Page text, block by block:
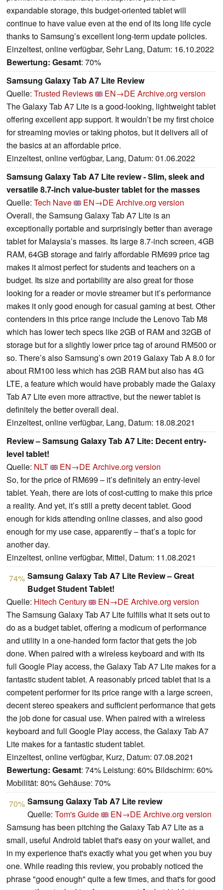
expandable storage, this budget-oriented tablet will
continue to have value even at the end of its long life cycle
thanks to Samsung’s excellent long-term update policies.
Einzeltest, online verfügbar, Sehr Lang, Datum: 16.10.2022
Bewertung: Gesamt: 70%
Samsung Galaxy Tab A7 Lite Review
Quelle: Trusted Reviews EN→DE Archive.org version
The Galaxy Tab A7 Lite is a good-looking, lightweight tablet
offering excellent app support. It wouldn’t be my first choice
for streaming movies or taking photos, but it delivers all of
the basics at an affordable price.
Einzeltest, online verfügbar, Lang, Datum: 01.06.2022
Samsung Galaxy Tab A7 Lite review - Slim, sleek and
versatile 8.7-inch value-buster tablet for the masses
Quelle: Tech Nave EN→DE Archive.org version
Overall, the Samsung Galaxy Tab A7 Lite is an
exceptionally portable and surprisingly better than average
tablet for Malaysia’s masses. Its large 8.7-inch screen, 4GB
RAM, 64GB storage and fairly affordable RM699 price tag
makes it almost perfect for students and teachers on a
budget. Its size and portability are also great for those
looking for a reader or movie streamer but it’s performance
makes it only good enough for casual gaming at best. Other
contenders in this price range include the Lenovo Tab M8
which has lower tech specs like 2GB of RAM and 32GB of
storage but for a slightly lower price tag of around RM500 or
so. There’s also Samsung’s own 2019 Galaxy Tab A 8.0 for
about RM100 less which has 2GB RAM but also has 4G
LTE, a feature which would have probably made the Galaxy
Tab A7 Lite even more attractive, but the newer tablet is
definitely the better overall deal.
Einzeltest, online verfügbar, Lang, Datum: 18.08.2021
Review – Samsung Galaxy Tab A7 Lite: Decent entry-
level tablet!
Quelle: NLT EN→DE Archive.org version
So, for the price of RM699 – it’s definitely an entry-level
tablet. Yeah, there are lots of cost-cutting to make this price
a reality. And yet, it’s still a pretty decent tablet. Good
enough for kids attending online classes, and also good
enough for my use case, apparently – that’s a topic for
another day.
Einzeltest, online verfügbar, Mittel, Datum: 11.08.2021
74% Samsung Galaxy Tab A7 Lite Review – Great
Budget Student Tablet!
Quelle: Hitech Century EN→DE Archive.org version
The Samsung Galaxy Tab A7 Lite fulfills what it sets out to
do as a budget tablet, offering a modicum of performance
and utility in a one-handed form factor that gets the job
done. When paired with a wireless keyboard and with its
full Google Play access, the Galaxy Tab A7 Lite makes for a
fantastic student tablet. A reasonably priced tablet that is a
competent performer for its price range with a large screen,
decent stereo speakers and sufficient performance that gets
the job done for casual use. When paired with a wireless
keyboard and full Google Play access, the Galaxy Tab A7
Lite makes for a fantastic student tablet.
Einzeltest, online verfügbar, Kurz, Datum: 07.08.2021
Bewertung: Gesamt: 74% Leistung: 60% Bildschirm: 60%
Mobilität: 80% Gehäuse: 70%
70% Samsung Galaxy Tab A7 Lite review
Quelle: Tom's Guide EN→DE Archive.org version
Samsung has been pitching the Galaxy Tab A7 Lite as a
small, useful Android tablet that's easy on your wallet, and
in my experience that's exactly what you get when you buy
one. While reading this review, you probably noticed the
phrase "good enough" quite a few times, and that's for good